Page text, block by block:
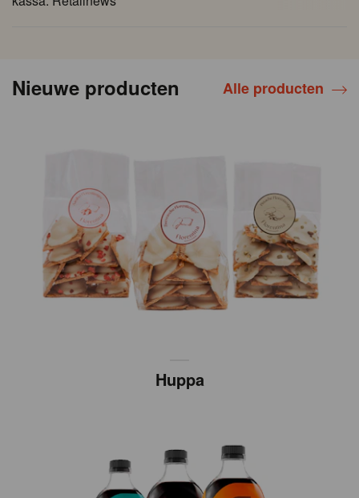
Nieuwe producten Alle producten
Huppa